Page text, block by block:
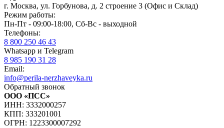
г. Москва, ул. Горбунова, д. 2 строение 3 (Офис и Склад)
Режим работы:
Пн-Пт - 09:00-18:00, Сб-Вс - выходной
Телефоны:
8 800 250 46 43
Whatsapp и Telegram
8 985 190 31 28
Email:
info@perila-nerzhaveyka.ru
Обратный звонок
ООО «ПСС»
ИНН: 3332000257
КПП: 333201001
ОГРН: 1223300007292